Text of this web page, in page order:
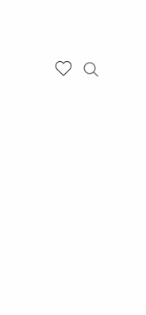
le site du
naturel à la
par la mer
rocheuses
cordons de sable
Faîtes un tour à
plus sur ce
venu d’outre-